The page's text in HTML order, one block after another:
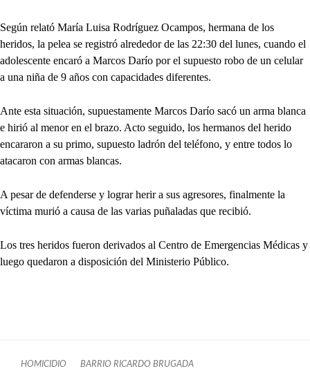
Según relató María Luisa Rodríguez Ocampos, hermana de los
heridos, la pelea se registró alrededor de las 22:30 del lunes, cuando el
adolescente encaró a Marcos Darío por el supuesto robo de un celular
a una niña de 9 años con capacidades diferentes.
Ante esta situación, supuestamente Marcos Darío sacó un arma blanca
e hirió al menor en el brazo. Acto seguido, los hermanos del herido
encararon a su primo, supuesto ladrón del teléfono, y entre todos lo
atacaron con armas blancas.
A pesar de defenderse y lograr herir a sus agresores, finalmente la
víctima murió a causa de las varias puñaladas que recibió.
Los tres heridos fueron derivados al Centro de Emergencias Médicas y
luego quedaron a disposición del Ministerio Público.
HOMICIDIO BARRIO RICARDO BRUGADA